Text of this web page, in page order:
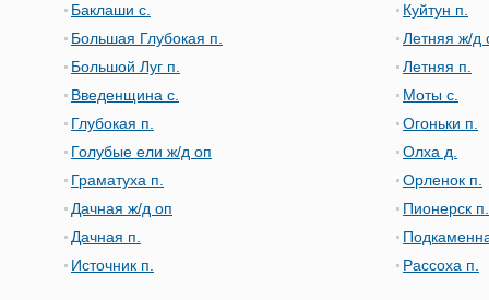
Баклаши с.
Большая Глубокая п.
Большой Луг п.
Введенщина с.
Глубокая п.
Голубые ели ж/д оп
Граматуха п.
Дачная ж/д оп
Дачная п.
Источник п.
Куйтун п.
Летняя ж/д
Летняя п.
Моты с.
Огоньки п.
Олха д.
Орленок п.
Пионерск п.
Рассоха п.